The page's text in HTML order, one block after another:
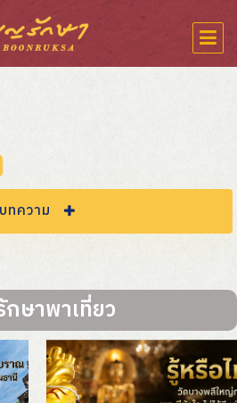
บทความ
ชื่อ
ษาพาเที่ยว